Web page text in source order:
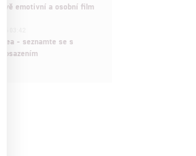
emotivní a osobní film
- seznamte se s